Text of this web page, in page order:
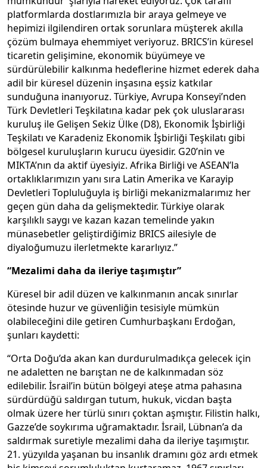
platformlarda dostlarımızla bir araya gelmeye ve
hepimizi ilgilendiren ortak sorunlara müşterek akılla
çözüm bulmaya ehemmiyet veriyoruz. BRICS’in küresel
ticaretin gelişimine, ekonomik büyümeye ve
sürdürülebilir kalkınma hedeflerine hizmet ederek daha
adil bir küresel düzenin inşasına eşsiz katkılar
sunduğuna inanıyoruz. Türkiye, Avrupa Konseyi’nden
Türk Devletleri Teşkilatına kadar pek çok uluslararası
kuruluş ile Gelişen Sekiz Ülke (D8), Ekonomik İşbirliği
Teşkilatı ve Karadeniz Ekonomik İşbirliği Teşkilatı gibi
bölgesel kuruluşların kurucu üyesidir. G20’nin ve
MIKTA’nın da aktif üyesiyiz. Afrika Birliği ve ASEAN’la
ortaklıklarımızın yanı sıra Latin Amerika ve Karayip
Devletleri Topluluğuyla iş birliği mekanizmalarımız her
geçen gün daha da gelişmektedir. Türkiye olarak
karşılıklı saygı ve kazan kazan temelinde yakın
münasebetler geliştirdiğimiz BRICS ailesiyle de
diyaloğumuzu ilerletmekte kararlıyız.”
“Mezalimi daha da ileriye taşımıştır”
Küresel bir adil düzen ve kalkınmanın ancak sınırlar
ötesinde huzur ve güvenliğin tesisiyle mümkün
olabileceğini dile getiren Cumhurbaşkanı Erdoğan,
şunları kaydetti:
“Orta Doğu’da akan kan durdurulmadıkça gelecek için
ne adaletten ne barıştan ne de kalkınmadan söz
edilebilir. İsrail’in bütün bölgeyi ateşe atma pahasına
sürdürdüğü saldırgan tutum, hukuk, vicdan başta
olmak üzere her türlü sınırı çoktan aşmıştır. Filistin halkı,
Gazze’de soykırıma uğramaktadır. İsrail, Lübnan’a da
saldırmak suretiyle mezalimi daha da ileriye taşımıştır.
21. yüzyılda yaşanan bu insanlık dramını göz ardı etmek